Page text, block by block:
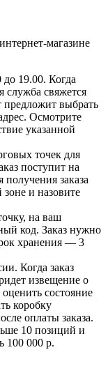
магазине
до 19.00. Когда
служба свяжется
предложит выбрать
Осмотрите
указанной
точек для
поступит на
заказа
зоне и назовите
на ваш
код. Заказ нужно
хранения — 3
Когда заказ
извещение о
состояние
коробку
оплаты заказа.
10 позиций и
100 000 р.